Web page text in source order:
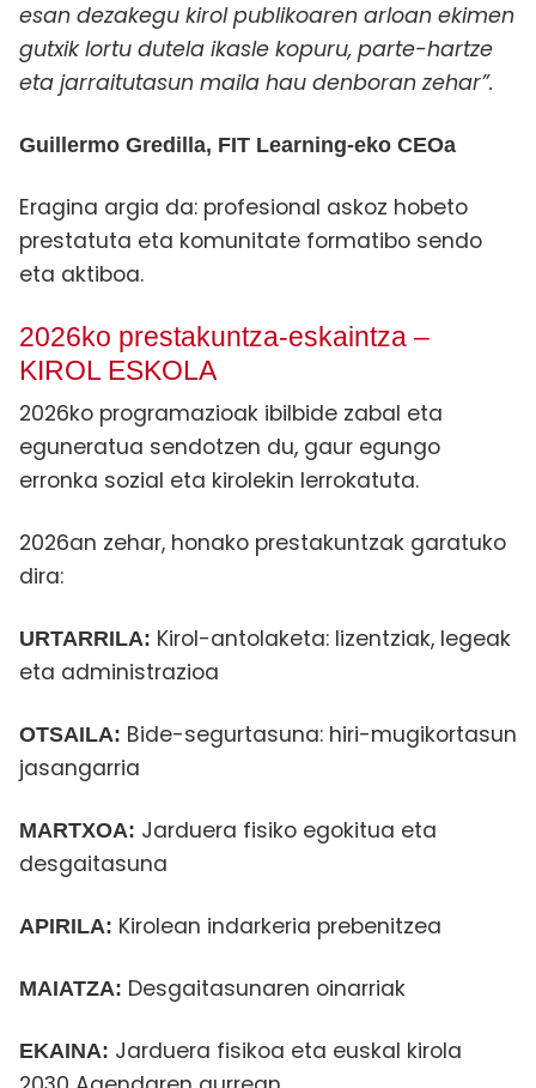
esan dezakegu kirol publikoaren arloan ekimen
gutxik lortu dutela ikasle kopuru, parte-hartze
eta jarraitutasun maila hau denboran zehar”.
Guillermo Gredilla, FIT Learning-eko CEOa
Eragina argia da: profesional askoz hobeto
prestatuta eta komunitate formatibo sendo
eta aktiboa.
2026ko prestakuntza-eskaintza –
KIROL ESKOLA
2026ko programazioak ibilbide zabal eta
eguneratua sendotzen du, gaur egungo
erronka sozial eta kirolekin lerrokatuta.
2026an zehar, honako prestakuntzak garatuko
dira:
URTARRILA: Kirol-antolaketa: lizentziak, legeak
eta administrazioa
OTSAILA: Bide-segurtasuna: hiri-mugikortasun
jasangarria
MARTXOA: Jarduera fisiko egokitua eta
desgaitasuna
APIRILA: Kirolean indarkeria prebenitzea
MAIATZA: Desgaitasunaren oinarriak
EKAINA: Jarduera fisikoa eta euskal kirola